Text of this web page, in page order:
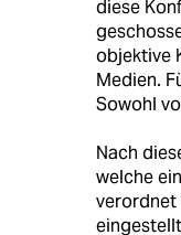
diese
objektive
Medien.
Sowohl
Nach
welche
verordnet